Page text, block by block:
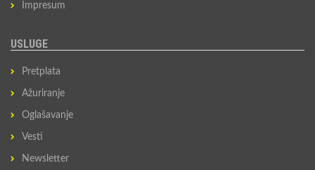
Impresum
USLUGE
Pretplata
Ažuriranje
Oglašavanje
Vesti
Newsletter